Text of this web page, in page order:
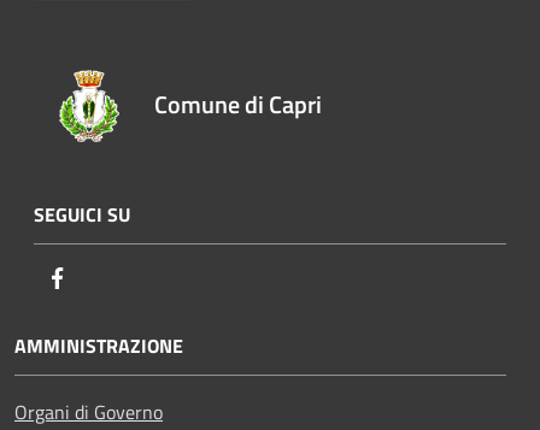
Comune di Capri
SEGUICI SU
AMMINISTRAZIONE
Organi di Governo